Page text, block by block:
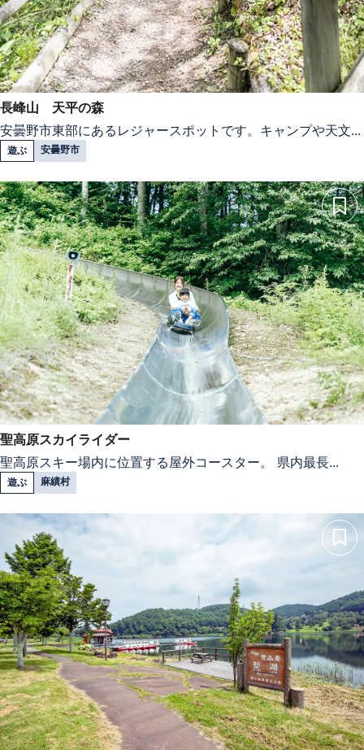
長峰山 天平の森
安曇野市東部にあるレジャースポットです。キャンプや天文...
遊ぶ 安曇野市
聖高原スカイライダー
聖高原スキー場内に位置する屋外コースター。 県内最長...
遊ぶ 麻績村